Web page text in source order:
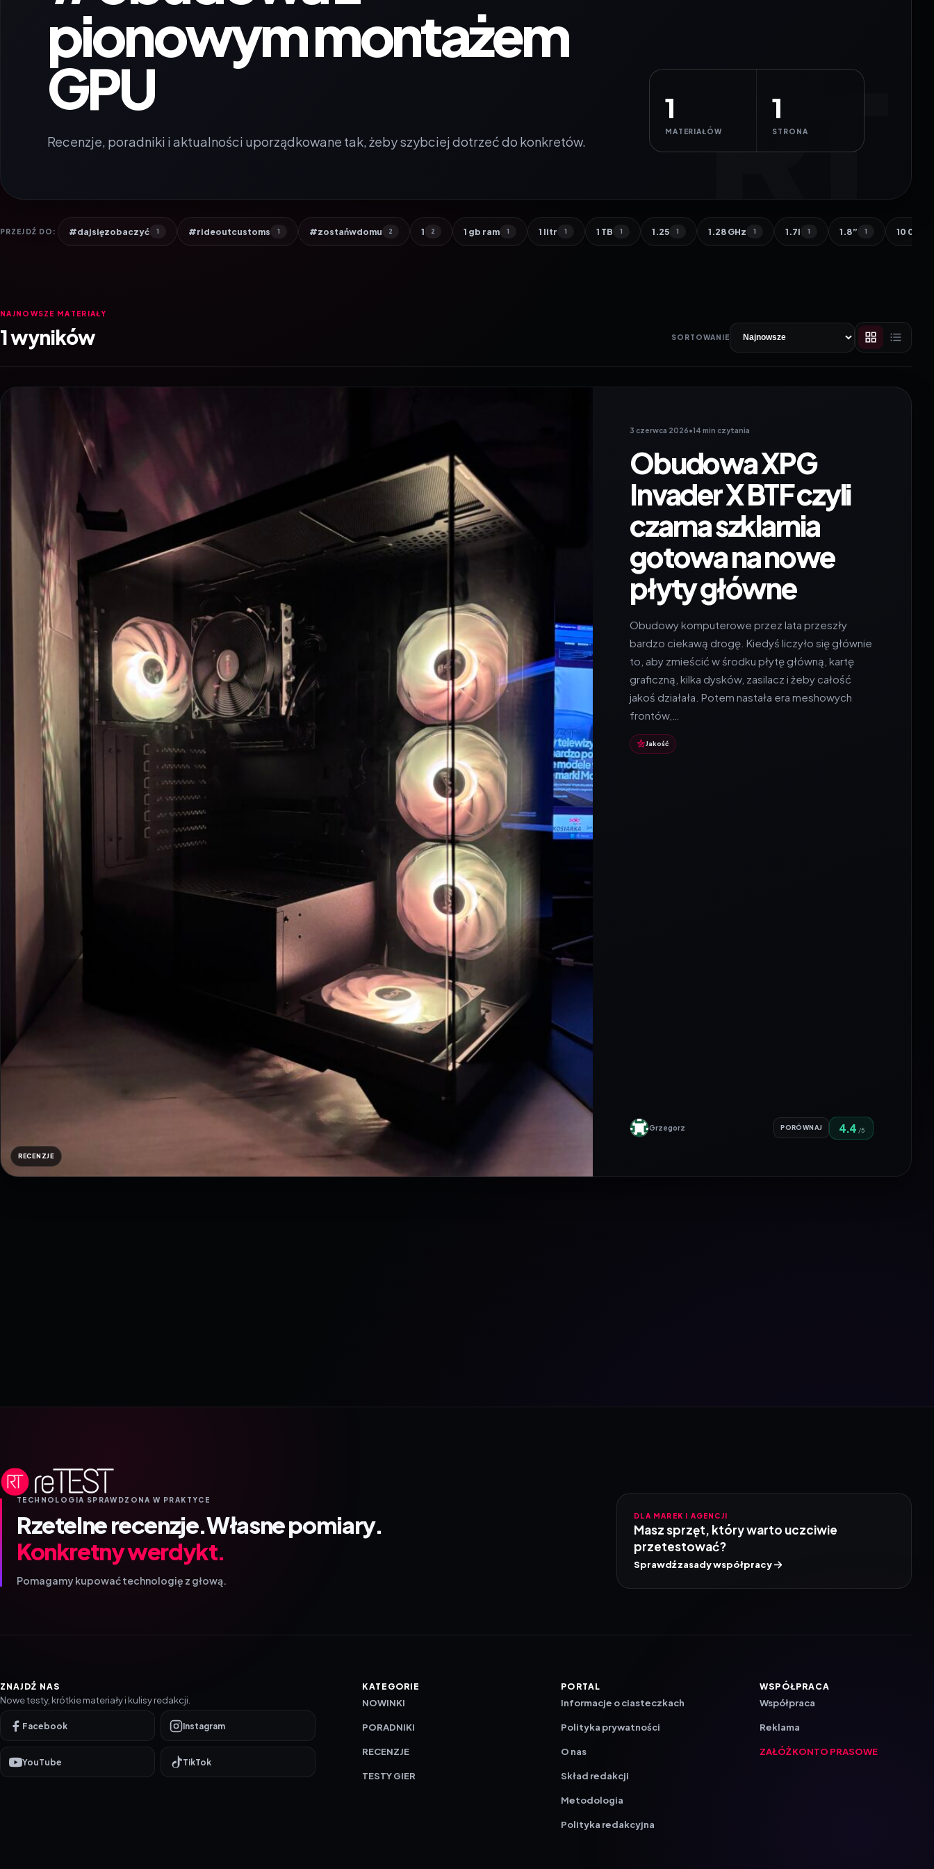
pionowym montażem
GPU
Recenzje, poradniki i aktualności uporządkowane tak, żeby szybciej dotrzeć do konkretów.
1
MATERIAŁÓW
1
STRONA
PRZEJDŹ DO: #dajsięzobaczyć 1 #rideoutcustoms 1 #zostańwdomu 2 1 2 1 gb ram 1 1 litr 1 1 TB 1 1.25 1 1.28 GHz 1 1.7l 1 1.8” 1 10 000
NAJNOWSZE MATERIAŁY
1 wyników SORTOWANIE
RECENZJE
3 czerwca 2026•14 min czytania
Obudowa XPG
Invader X BTF czyli
czarna szklarnia
gotowa na nowe
płyty główne
Obudowy komputerowe przez lata przeszły
bardzo ciekawą drogę. Kiedyś liczyło się głównie
to, aby zmieścić w środku płytę główną, kartę
graficzną, kilka dysków, zasilacz i żeby całość
jakoś działała. Potem nastała era meshowych
frontów,…
Jakość
Grzegorz PORÓWNAJ 4.4 /5
TECHNOLOGIA SPRAWDZONA W PRAKTYCE
Rzetelne recenzje.Własne pomiary.
Konkretny werdykt.
Pomagamy kupować technologię z głową.
DLA MAREK I AGENCJI
Masz sprzęt, który warto uczciwie
przetestować?
Sprawdź zasady współpracy
ZNAJDŹ NAS
Nowe testy, krótkie materiały i kulisy redakcji.
Facebook Instagram
YouTube TikTok
KATEGORIE
NOWINKI
PORADNIKI
RECENZJE
TESTY GIER
PORTAL
Informacje o ciasteczkach
Polityka prywatności
O nas
Skład redakcji
Metodologia
Polityka redakcyjna
WSPÓŁPRACA
Współpraca
Reklama
ZAŁÓŻ KONTO PRASOWE